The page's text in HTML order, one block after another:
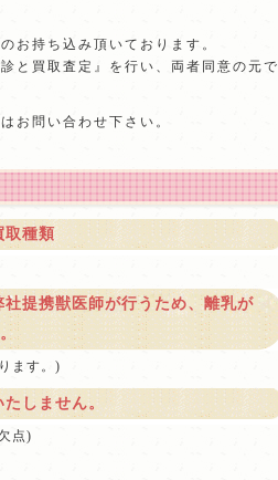
お持ち込み頂いております。
と買取査定』を行い、両者同意の元で
お問い合わせ下さい。
取種類
提携獣医師が行うため、離乳が
ます。)
しません。
点)